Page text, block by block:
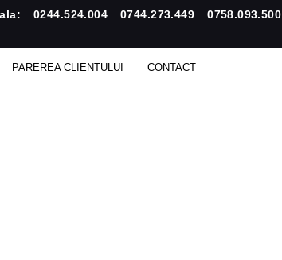
0244.524.004 0744.273.449 0758.093.500
PAREREA CLIENTULUI CONTACT